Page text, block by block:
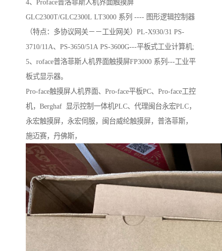
4、Proface普洛菲斯人机界面触摸屏
GLC2300T/GLC2300L LT3000 系列 ---- 图形逻辑控制器
（特点：多协议网关－－工业网关）PL-X930/31 PS-
3710/11A、PS-3650/51A PS-3600G---平板式工业计算机;
5、roface普洛菲斯人机界面触摸屏FP3000 系列---工业平
板式显示器。
Pro-face触摸屏人机界面、Pro-face平板PC、Pro-face工控
机，Berghaf 显示控制一体机PLC、代理闽台永宏PLC，
永宏触摸屏，永宏伺服，闽台威纶触摸屏，普洛菲斯，
施迈赛，丹佛斯，